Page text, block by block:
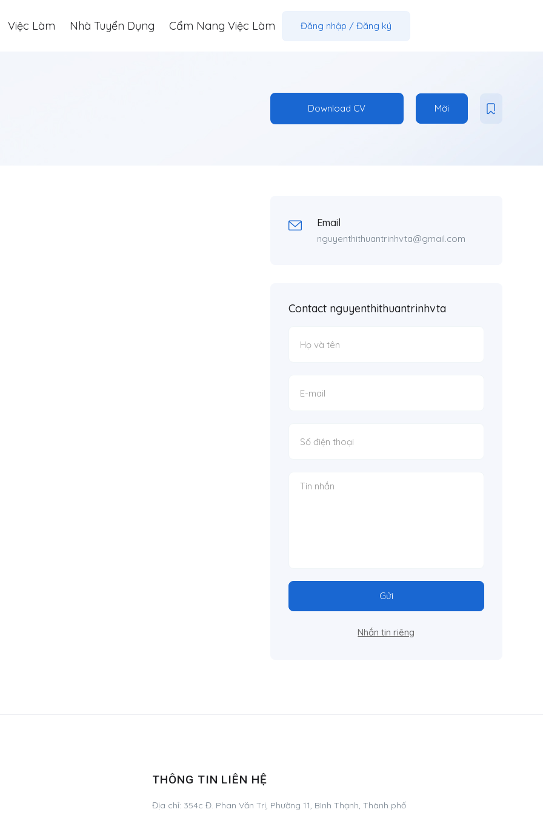
Việc Làm Nhà Tuyển Dụng Cẩm Nang Việc Làm Đăng nhập / Đăng ký
Download CV Mời
Email
nguyenthithuantrinhvta@gmail.com
Contact nguyenthithuantrinhvta
Gửi
Nhắn tin riêng
THÔNG TIN LIÊN HỆ
Địa chỉ: 354c Đ. Phan Văn Trị, Phường 11, Bình Thạnh, Thành phố